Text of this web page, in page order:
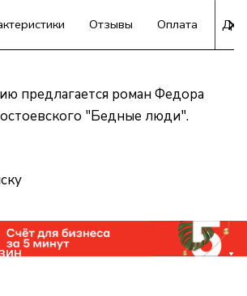
Отзывы Оплата
предлагается роман Федора
"Бедные люди".